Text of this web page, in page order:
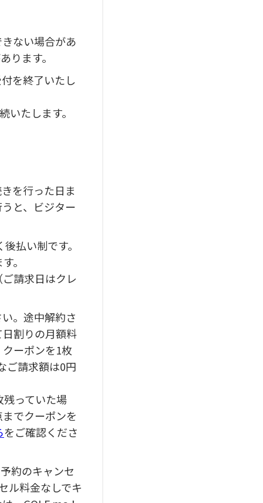
ない場合があ
ります。
を終了いたし
たします。
を行った日ま
と、ビジター
払い制です。
。
請求日はクレ
。途中解約さ
割りの月額料
ーポンを1枚
ご請求額は0円
っていた場
でクーポンを
をご確認くださ
約のキャンセ
ル料金なしでキ